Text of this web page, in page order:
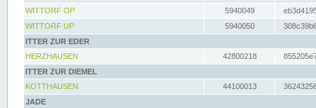
WITTORF OP
5940049
WITTORF UP
5940050
ITTER ZUR EDER
HERZHAUSEN
42800218
ITTER ZUR DIEMEL
KOTTHAUSEN
44100013
JADE